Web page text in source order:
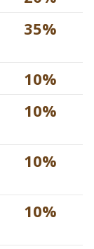
35%
10%
10%
10%
10%